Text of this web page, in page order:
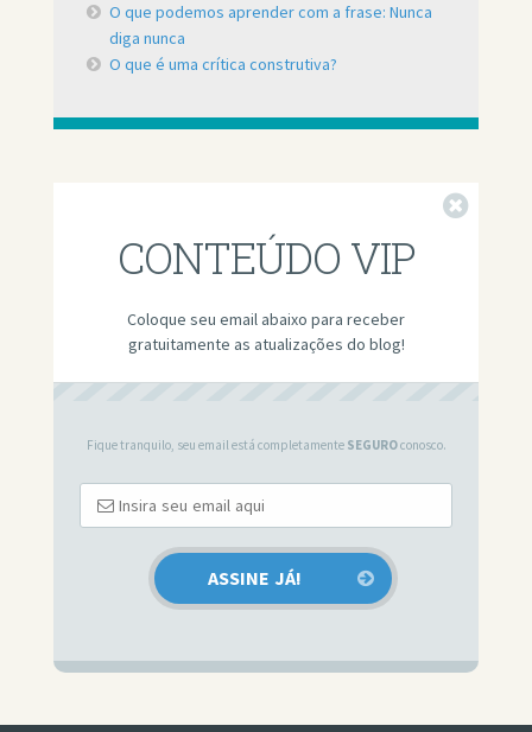
O que podemos aprender com a frase: Nunca
diga nunca
O que é uma crítica construtiva?
CONTEÚDO VIP
Coloque seu email abaixo para receber
gratuitamente as atualizações do blog!
Fique tranquilo, seu email está completamente SEGUROconosco.